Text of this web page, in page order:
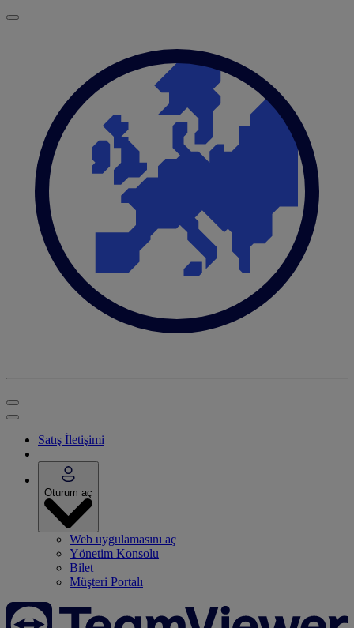
Satış İletişimi
Oturum aç
Web uygulamasını aç
Yönetim Konsolu
Bilet
Müşteri Portalı